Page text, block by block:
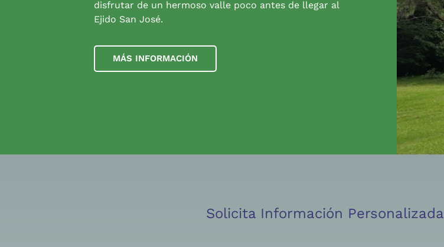
disfrutar de un hermoso valle poco antes de llegar al
Ejido San José.
MÁS INFORMACIÓN
Solicita Información Personalizada